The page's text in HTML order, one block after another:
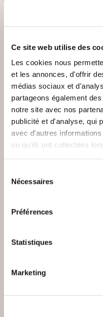
Ce site web utilise des
Les cookies nous
et les annonces, d'offrir
médias sociaux et
partageons également
notre site avec nos
publicité et d'analyse, qui
avec d'autres
ou qu'ils ont collectées
Nécessaires
Préférences
Statistiques
Marketing
Lucie Bayeul
ADULTÈRE